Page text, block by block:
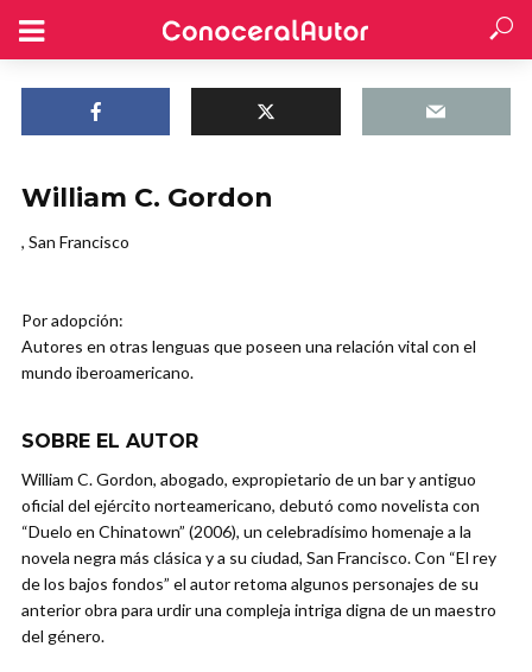
William C. Gordon
, San Francisco
Por adopción:
Autores en otras lenguas que poseen una relación vital con el
mundo iberoamericano.
SOBRE EL AUTOR
William C. Gordon, abogado, expropietario de un bar y antiguo
oficial del ejército norteamericano, debutó como novelista con
“Duelo en Chinatown” (2006), un celebradísimo homenaje a la
novela negra más clásica y a su ciudad, San Francisco. Con “El rey
de los bajos fondos” el autor retoma algunos personajes de su
anterior obra para urdir una compleja intriga digna de un maestro
del género.